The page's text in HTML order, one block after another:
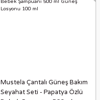
Mustela Çantalı Güneş Bakım
Seyahat Seti - Papatya Özlü